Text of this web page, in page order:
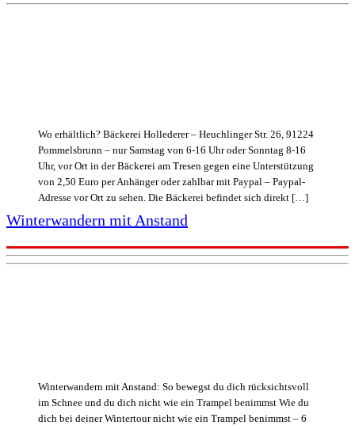
Wo erhältlich? Bäckerei Hollederer – Heuchlinger Str. 26, 91224
Pommelsbrunn – nur Samstag von 6-16 Uhr oder Sonntag 8-16
Uhr, vor Ort in der Bäckerei am Tresen gegen eine Unterstützung
von 2,50 Euro per Anhänger oder zahlbar mit Paypal – Paypal-
Adresse vor Ort zu sehen. Die Bäckerei befindet sich direkt […]
Winterwandern mit Anstand: So bewegst du dich rücksichtsvoll
im Schnee und du dich nicht wie ein Trampel benimmst Wie du
dich bei deiner Wintertour nicht wie ein Trampel benimmst – 6
Winterwandern mit Anstand